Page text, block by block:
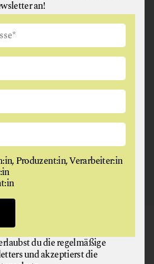
an!
Produzent:in, Verarbeiter:in
du die regelmäßige
und akzeptierst die